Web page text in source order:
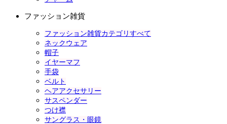
ファッション雑貨
ファッション雑貨カテゴリすべて
ネックウェア
帽子
イヤーマフ
手袋
ベルト
ヘアアクセサリー
サスペンダー
つけ襟
サングラス・眼鏡